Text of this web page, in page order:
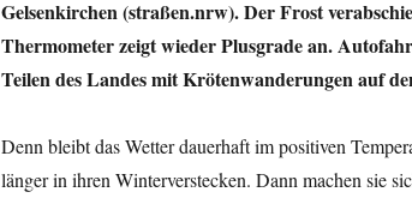
Gelsenkirchen (straßen.nrw). Der Frost
Thermometer zeigt wieder Plusgrade an.
Teilen des Landes mit Krötenwanderungen auf
Denn bleibt das Wetter dauerhaft im positiven
länger in ihren Winterverstecken. Dann machen sie